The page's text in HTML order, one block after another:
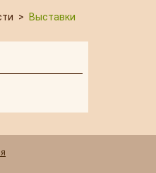
> Выставки